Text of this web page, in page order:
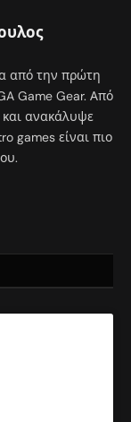
από την πρώτη
Game Gear. Από
και ανακάλυψε
games είναι πιο